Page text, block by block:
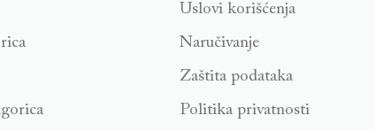
Uslovi korišćenja
Naručivanje
Zaštita podataka
Politika privatnosti